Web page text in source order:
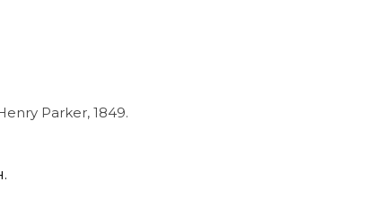
Parker, 1849.